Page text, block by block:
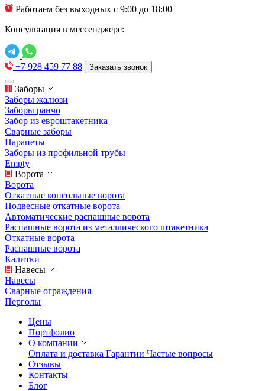
Работаем без выходных с 9:00 до 18:00
Консультация в мессенджере:
+7 928 459 77 88 Заказать звонок
Заборы
Заборы жалюзи
Заборы ранчо
Забор из евроштакетника
Сварные заборы
Парапеты
Заборы из профильной трубы
Empty
Ворота
Ворота
Откатные консольные ворота
Подвесные откатные ворота
Автоматические распашные ворота
Распашные ворота из металлического штакетника
Откатные ворота
Распашные ворота
Калитки
Навесы
Навесы
Сварные ограждения
Перголы
Цены
Портфолио
О компании
Оплата и доставка Гарантии Частые вопросы
Отзывы
Контакты
Блог